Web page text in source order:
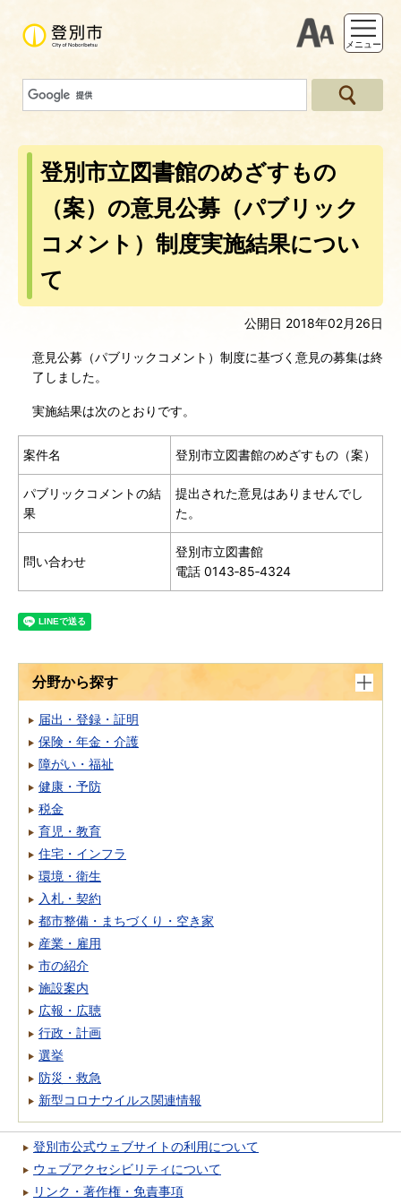
支援ツー
メニュー
登別市立図書館のめざすもの
（案）の意見公募（パブリック
コメント）制度実施結果につい
て
公開日 2018年02月26日
意見公募（パブリックコメント）制度に基づく意見の募集は終
了しました。
実施結果は次のとおりです。
案件名 登別市立図書館のめざすもの（案）
パブリックコメントの結
果
提出された意見はありませんでし
た。
問い合わせ
登別市立図書館
電話 0143‐85‐4324
分野から探す
届出・登録・証明
保険・年金・介護
障がい・福祉
健康・予防
税金
育児・教育
住宅・インフラ
環境・衛生
入札・契約
都市整備・まちづくり・空き家
産業・雇用
市の紹介
施設案内
広報・広聴
行政・計画
選挙
防災・救急
新型コロナウイルス関連情報
登別市公式ウェブサイトの利用について
ウェブアクセシビリティについて
リンク・著作権・免責事項